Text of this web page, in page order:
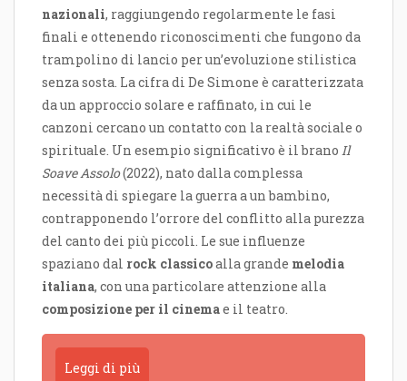
nazionali, raggiungendo regolarmente le fasi
finali e ottenendo riconoscimenti che fungono da
trampolino di lancio per un’evoluzione stilistica
senza sosta. La cifra di De Simone è caratterizzata
da un approccio solare e raffinato, in cui le
canzoni cercano un contatto con la realtà sociale o
spirituale. Un esempio significativo è il brano Il
Soave Assolo(2022), nato dalla complessa
necessità di spiegare la guerra a un bambino,
contrapponendo l’orrore del conflitto alla purezza
del canto dei più piccoli. Le sue influenze
spaziano dal rock classicoalla grande melodia
italiana, con una particolare attenzione alla
composizione per il cinemae il teatro.
Leggi di più